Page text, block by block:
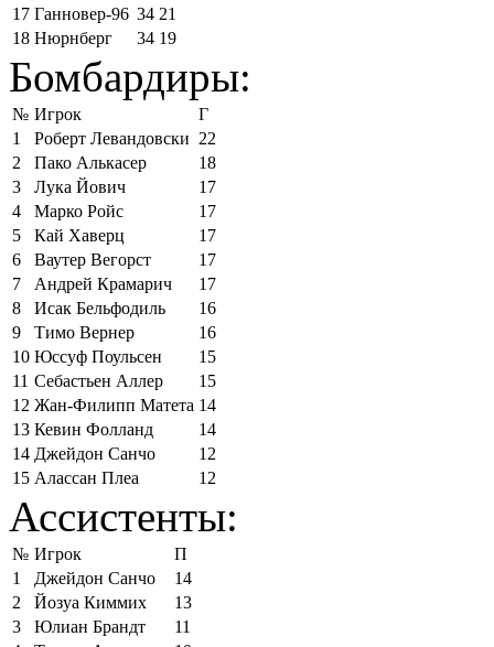
17 Ганновер-96 34 21
18 Нюрнберг 34 19
Бомбардиры:
№ Игрок
Г
1
Роберт Левандовски 22
2
Пако Алькасер
18
3
Лука Йович
17
4
Марко Ройс
17
5
Кай Хаверц
17
6
Ваутер Вегорст
17
7
Андрей Крамарич
17
8
Исак Бельфодиль
16
9
Тимо Вернер
16
10 Юссуф Поульсен
15
11 Себастьен Аллер
15
12 Жан-Филипп Матета 14
13 Кевин Фолланд
14
14 Джейдон Санчо
12
15 Алассан Плеа 12
Ассистенты:
№ Игрок
П
1
Джейдон Санчо
14
2
Йозуа Киммих
13
3
Юлиан Брандт
11